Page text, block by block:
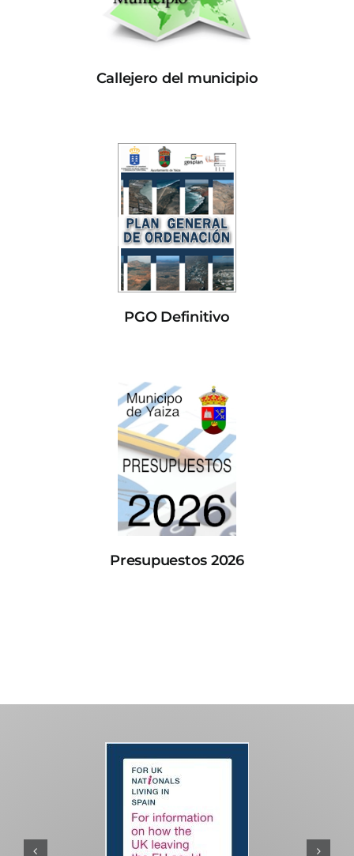
Callejero del municipio
PGO Definitivo
Presupuestos 2026